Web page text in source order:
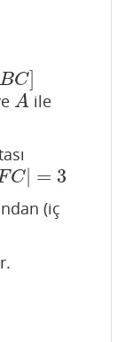
BC]
BC]
A
A ile
C| = 3
(iç